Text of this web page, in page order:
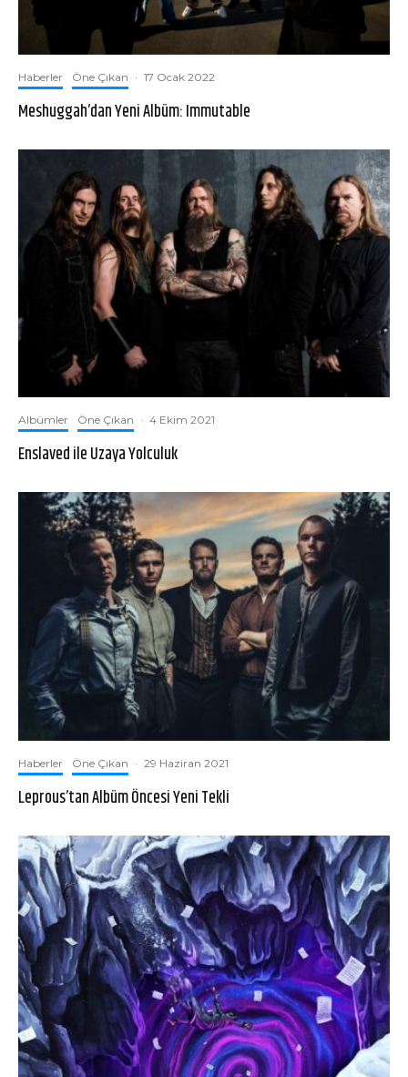
Haberler Öne Çıkan · 17 Ocak 2022
Meshuggah’dan Yeni Albüm: Immutable
Albümler Öne Çıkan · 4 Ekim 2021
Enslaved ile Uzaya Yolculuk
Haberler Öne Çıkan · 29 Haziran 2021
Leprous’tan Albüm Öncesi Yeni Tekli